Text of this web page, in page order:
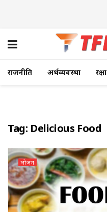
राजनीति अर्थव्यवस्था रक्षा
Tag: Delicious Food
भोजन